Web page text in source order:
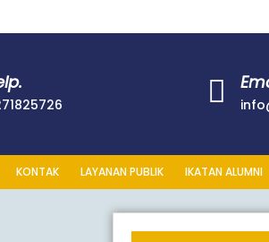
0271825726
KONTAK LAYANAN PUBLIK IKATAN ALUMNI